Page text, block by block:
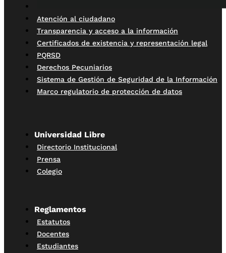
Atención al ciudadano
Transparencia y acceso a la información
Certificados de existencia y representación legal
PQRSD
Derechos Pecuniarios
Sistema de Gestión de Seguridad de la Información
Marco regulatorio de protección de datos
Universidad Libre
Directorio Institucional
Prensa
Colegio
Reglamentos
Estatutos
Docentes
Estudiantes